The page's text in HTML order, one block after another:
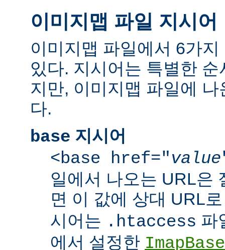
이미지맵 파일 지시어
이미지맵 파일에서 6가
있다. 지시어는 특별한
지만, 이미지맵 파일에
다.
base 지시어
<base href="value
일에서 나오는 URL은
면 이 값에 상대 URL
시어는 .htaccess 파
에서 설정한 ImapBase